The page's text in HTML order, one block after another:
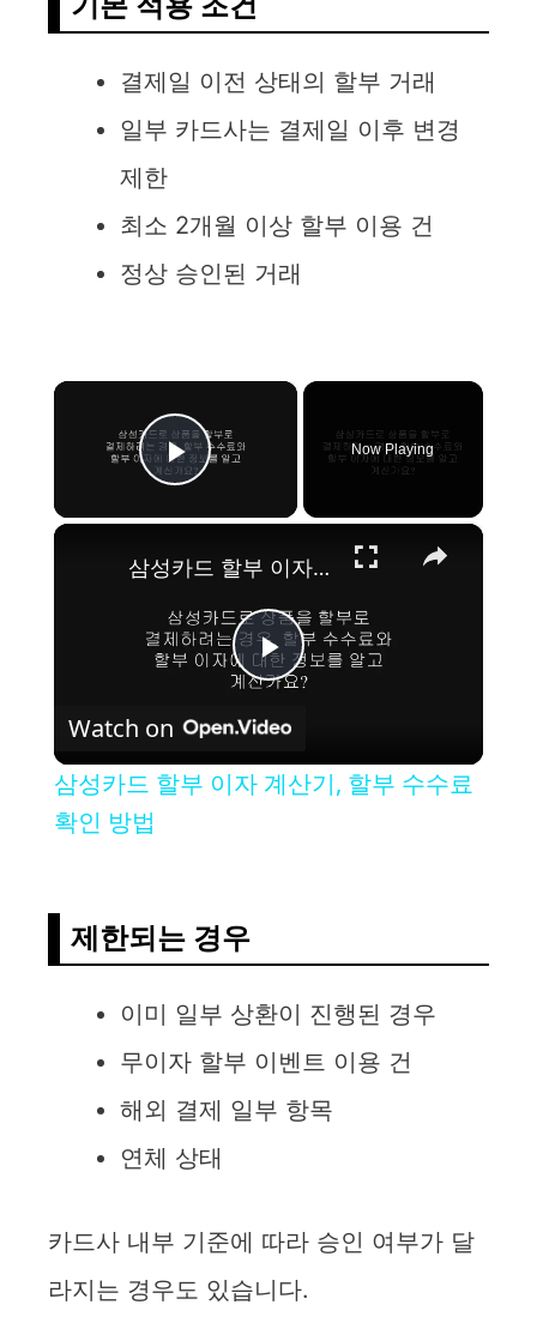
결제일 이전 상태의 할부 거래
일부 카드사는 결제일 이후 변경
제한
최소 2개월 이상 할부 이용 건
정상 승인된 거래
×
Play Video
Now Playing
×
P
V
i
d
o
삼성카드 할부 이자 계산기, 할부 수수료 확인 방법
Watch on
삼성카드 할부 이자 계산기, 할부 수수료
확인 방법
제한되는 경우
이미 일부 상환이 진행된 경우
무이자 할부 이벤트 이용 건
해외 결제 일부 항목
연체 상태
카드사 내부 기준에 따라 승인 여부가 달
라지는 경우도 있습니다.